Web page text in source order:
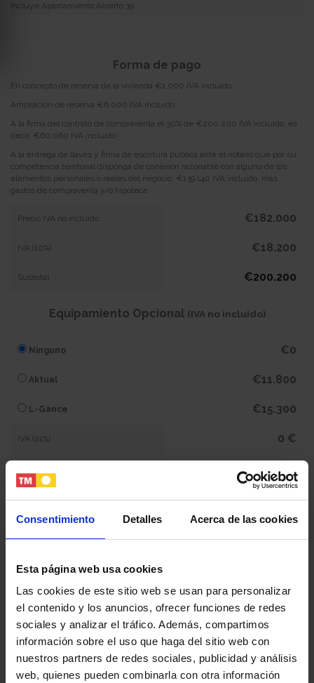
Consentimiento Detalles Acerca de las cookies
Esta página web usa cookies
Las cookies de este sitio web se usan para personalizar
el contenido y los anuncios, ofrecer funciones de redes
sociales y analizar el tráfico. Además, compartimos
información sobre el uso que haga del sitio web con
nuestros partners de redes sociales, publicidad y análisis
web, quienes pueden combinarla con otra información
Incluye Aparcamiento Abierto 39
Tu nombre y apellidos
Tu teléfono
Forma de pago
En concepto de reserva de la vivienda €1.000 IVA incluido
Ampliación de reserva €6.000 IVA incluido
A la firma del contrato de compraventa el 30% de €200.200 IVA incluido, es
decir, €60.060 IVA incluido
A la entrega de llaves y firma de escritura pública ante el notario que por su
competencia territorial disponga de conexión razonable con alguno de los
elementos personales o reales del negocio, €139.140 IVA incluido, más
gastos de compraventa y/o hipoteca
Precio IVA no incluido €182.000
IVA (10%) €18.200
Subtotal €200.200
Equipamiento Opcional (IVA no incluido)
Ninguno €0
Aktual €11.800
L-Gance €15.300
IVA (21%) 0 €
0 €
Total 200.200 €